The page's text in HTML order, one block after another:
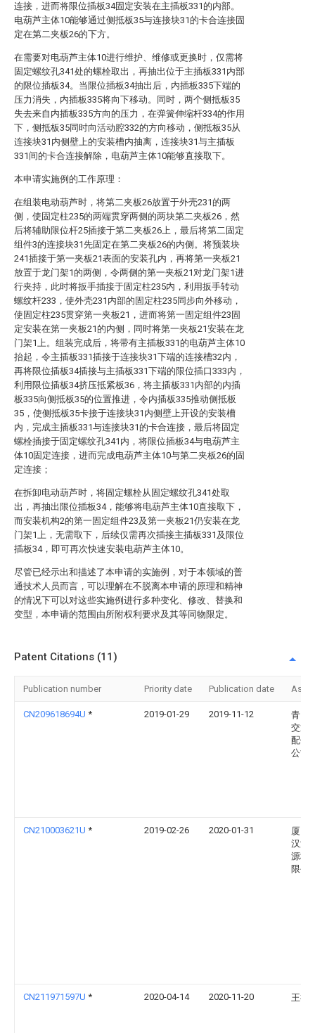
连接，进而将限位插板34固定安装在主插板331的内部。
电葫芦主体10能够通过侧抵板35与连接块31的卡合连接固
定在第二夹板26的下方。
在需要对电葫芦主体10进行维护、维修或更换时，仅需将
固定螺纹孔341处的螺栓取出，再抽出位于主插板331内部
的限位插板34。当限位插板34抽出后，内插板335下端的
压力消失，内插板335将向下移动。同时，两个侧抵板35
失去来自内插板335方向的压力，在弹簧伸缩杆334的作用
下，侧抵板35同时向活动腔332的方向移动，侧抵板35从
连接块31内侧壁上的安装槽内抽离，连接块31与主插板
331间的卡合连接解除，电葫芦主体10能够直接取下。
本申请实施例的工作原理：
在组装电动葫芦时，将第二夹板26放置于外壳231的两
侧，使固定柱235的两端贯穿两侧的两块第二夹板26，然
后将辅助限位杆25插接于第二夹板26上，最后将第二固定
组件3的连接块31先固定在第二夹板26的内侧。将预装块
241插接于第一夹板21表面的安装孔内，再将第一夹板21
放置于龙门架1的两侧，令两侧的第一夹板21对龙门架1进
行夹持，此时将扳手插接于固定柱235内，利用扳手转动
螺纹杆233，使外壳231内部的固定柱235同步向外移动，
使固定柱235贯穿第一夹板21，进而将第一固定组件23固
定安装在第一夹板21的内侧，同时将第一夹板21安装在龙
门架1上。组装完成后，将带有主插板331的电葫芦主体10
抬起，令主插板331插接于连接块31下端的连接槽32内，
再将限位插板34插接与主插板331下端的限位插口333内，
利用限位插板34挤压抵紧板36，将主插板331内部的内插
板335向侧抵板35的位置推进，令内插板335推动侧抵板
35，使侧抵板35卡接于连接块31内侧壁上开设的安装槽
内，完成主插板331与连接块31的卡合连接，最后将固定
螺栓插接于固定螺纹孔341内，将限位插板34与电葫芦主
体10固定连接，进而完成电葫芦主体10与第二夹板26的固
定连接；
在拆卸电动葫芦时，将固定螺栓从固定螺纹孔341处取
出，再抽出限位插板34，能够将电葫芦主体10直接取下，
而安装机构2的第一固定组件23及第一夹板21仍安装在龙
门架1上，无需取下，后续仅需再次插接主插板331及限位
插板34，即可再次快速安装电葫芦主体10。
尽管已经示出和描述了本申请的实施例，对于本领域的普
通技术人员而言，可以理解在不脱离本申请的原理和精神
的情况下可以对这些实施例进行多种变化、修改、替换和
变型，本申请的范围由所附权利要求及其等同物限定。
Patent Citations (11)
Publication number Priority date Publication date
CN209618694U * 2019-01-29 2019-11-12
青岛
交通
配件
公司
CN210003621U * 2019-02-26 2020-01-31
厦门
汉津
源科
限公
CN211971597U * 2020-04-14 2020-11-20 王福